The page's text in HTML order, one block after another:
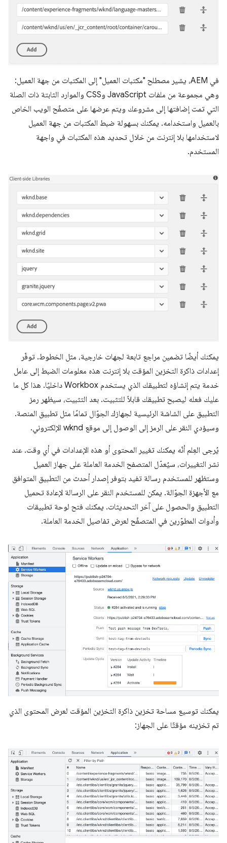
في AEM، يشير مصطلح "مكتبات العميل" إلى المكتبات من جهة العميل:
وهي مجموعة من ملفات JavaScript وCSS والموارد الثابتة ذات الصلة
التي تمت إضافتها إلى مشروعك ويتم عرضها على متصفّح الويب الخاص
بالعميل واستخدامه. يمكنك بسهولة ضبط المكتبات من جهة العميل
لاستخدامها بلا إنترنت من خلال تحديد هذه المكتبات في واجهة
المستخدم.
يمكنك أيضًا تضمين مراجع تابعة لجهات خارجية، مثل الخطوط. توفّر
إعدادات ذاكرة التخزين المؤقت بلا إنترنت هذه معلومات الضبط إلى عامل
خدمة يتم إنشاؤه لتطبيقك الذي يستخدم Workbox داخليًا. هذا كل ما
عليك فعله ليصبح تطبيقك قابلاً للتثبيت. بعد التثبيت، سيظهر رمز
التطبيق على الشاشة الرئيسية لجهازك الجوّال تمامًا مثل تطبيق المنصة.
وسيؤدي النقر على الرمز إلى الوصول إلى موقع wknd الإلكتروني.
يُرجى العِلم أنّه يمكنك تغيير المحتوى أو هذه الإعدادات في أي وقت. عند
نشر التغييرات، سيُعدّل المتصفح الخدمة العاملة على جهاز العميل
وستظهر للمستخدم رسالة تفيد بتوفر إصدار أحدث من التطبيق المتوافق
مع الأجهزة الجوّالة. يمكن للمستخدم النقر على الرسالة لإعادة تحميل
التطبيق والحصول على آخر التحديثات. يمكنك فتح لوحة تطبيقات
وأدوات المطوّرين في المتصفّح لعرض تفاصيل الخدمة العاملة.
يمكنك توسيع مساحة تخزين ذاكرة التخزين المؤقت لعرض المحتوى الذي
تم تخزينه مؤقتًا على الجهاز: